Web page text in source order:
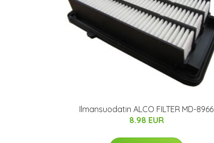
Ilmansuodatin ALCO FILTER MD-8966
8.98 EUR